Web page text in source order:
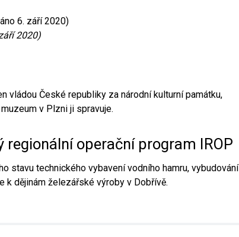
6. září 2020)
2020)
vládou České republiky za národní kulturní památku,
v Plzni ji spravuje.
operační program IROP
stavu technického vybavení vodního hamru, vybudování
dějinám železářské výroby v Dobřívě.